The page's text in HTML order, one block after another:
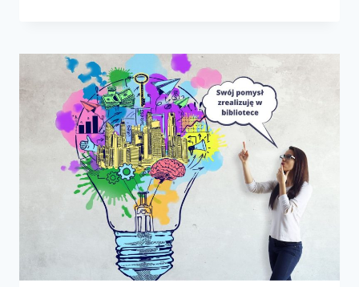
FRASZKI,
BAJKI
FREDRY”
–
ŚWIĘTUJMY
Z
PATRONEM
ROKU
2023!